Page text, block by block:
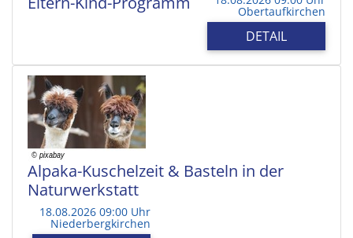
Obertaufkirchen
DETAIL
Alpaka-Kuschelzeit & Basteln in der
Naturwerkstatt
18.08.2026 09:00 Uhr
Niederbergkirchen